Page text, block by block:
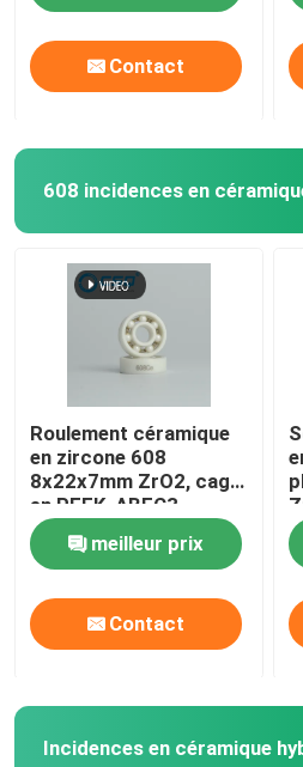
Contact
608 incidences en
Roulement céramique
en zircone 608
8x22x7mm ZrO2, cage
en PEEK, ABEC3
meilleur prix
Contact
Incidences en céramique